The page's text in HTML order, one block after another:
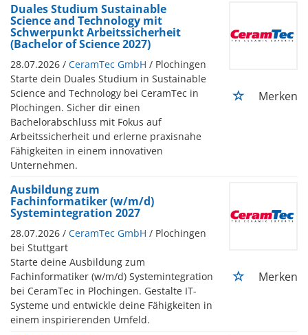
Duales Studium Sustainable
Science and Technology mit
Schwerpunkt Arbeitssicherheit
(Bachelor of Science 2027)
28.07.2026 / CeramTec GmbH / Plochingen
Starte dein Duales Studium in Sustainable
Science and Technology bei CeramTec in
Plochingen. Sicher dir einen
Bachelorabschluss mit Fokus auf
Arbeitssicherheit und erlerne praxisnahe
Fähigkeiten in einem innovativen
Unternehmen.
Merken
Ausbildung zum
Fachinformatiker (w/m/d)
Systemintegration 2027
28.07.2026 / CeramTec GmbH / Plochingen
bei Stuttgart
Starte deine Ausbildung zum
Fachinformatiker (w/m/d) Systemintegration
bei CeramTec in Plochingen. Gestalte IT-
Systeme und entwickle deine Fähigkeiten in
einem inspirierenden Umfeld.
Merken